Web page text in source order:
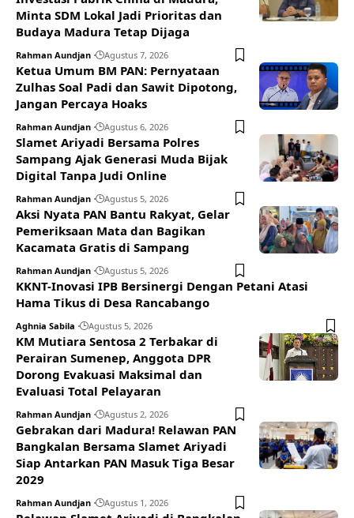
Minta SDM Lokal Jadi Prioritas dan
Budaya Madura Tetap Dijaga
Rahman Aundjan Agustus 7, 2026
Ketua Umum BM PAN: Pernyataan
Zulhas Soal Padi dan Sawit Dipotong,
Jangan Percaya Hoaks
Rahman Aundjan Agustus 6, 2026
Slamet Ariyadi Bersama Polres
Sampang Ajak Generasi Muda Bijak
Digital Tanpa Judi Online
Rahman Aundjan Agustus 5, 2026
Aksi Nyata PAN Bantu Rakyat, Gelar
Pemeriksaan Mata dan Bagikan
Kacamata Gratis di Sampang
Rahman Aundjan Agustus 5, 2026
KKNT-Inovasi IPB Bersinergi Dengan Petani Atasi
Hama Tikus di Desa Rancabango
Aghnia Sabila Agustus 5, 2026
KM Mutiara Sentosa 2 Terbakar di
Perairan Sumenep, Anggota DPR
Dorong Evakuasi Maksimal dan
Evaluasi Total Pelayaran
Rahman Aundjan Agustus 2, 2026
Gebrakan dari Madura! Relawan PAN
Bangkalan Bersama Slamet Ariyadi
Siap Antarkan PAN Masuk Tiga Besar
2029
Rahman Aundjan Agustus 1, 2026